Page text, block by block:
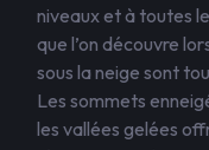
niveaux et à toutes
que l’on découvre
sous la neige sont
Les sommets
les vallées gelées